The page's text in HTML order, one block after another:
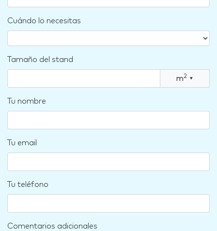
Cuándo lo necesitas
Tamaño del stand
m2 ▾
Tu nombre
Tu email
Tu teléfono
Comentarios adicionales